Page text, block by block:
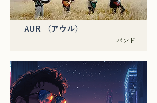
AUR （アウル）
バンド